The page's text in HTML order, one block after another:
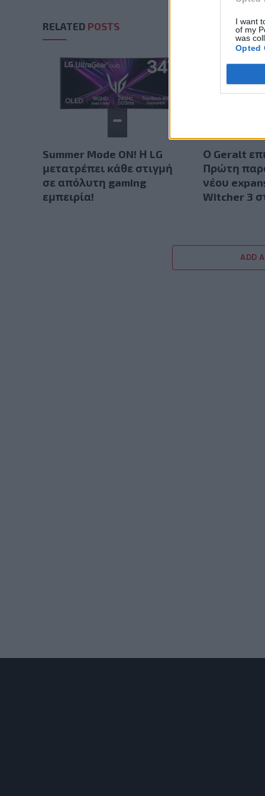
I want
of my
was
Opted
RELATED POSTS
Summer Mode ON! Η LG
μετατρέπει κάθε στιγμή
σε απόλυτη gaming
εμπειρία!
Ο Geralt
Πρώτη
νέου
Witcher 3
ADD